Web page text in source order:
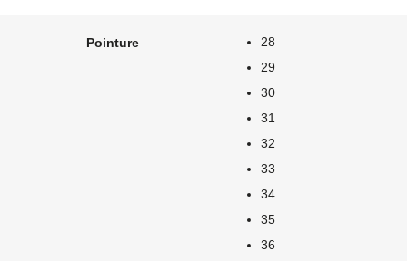
Pointure
28
29
30
31
32
33
34
35
36